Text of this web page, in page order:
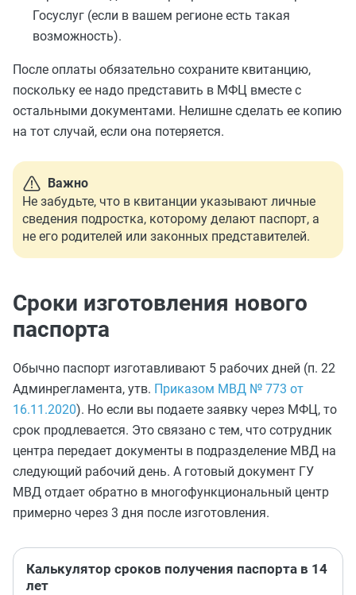
Госуслуг (если в вашем регионе есть такая
возможность).
После оплаты обязательно сохраните квитанцию,
поскольку ее надо представить в МФЦ вместе с
остальными документами. Нелишне сделать ее копию
на тот случай, если она потеряется.
Важно
Не забудьте, что в квитанции указывают личные
сведения подростка, которому делают паспорт, а
не его родителей или законных представителей.
Сроки изготовления нового
паспорта
Обычно паспорт изготавливают 5 рабочих дней (п. 22
Админрегламента, утв. Приказом МВД № 773 от
16.11.2020). Но если вы подаете заявку через МФЦ, то
срок продлевается. Это связано с тем, что сотрудник
центра передает документы в подразделение МВД на
следующий рабочий день. А готовый документ ГУ
МВД отдает обратно в многофункциональный центр
примерно через 3 дня после изготовления.
Калькулятор сроков получения паспорта в 14
лет